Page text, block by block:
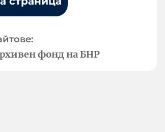
фонд на БНР